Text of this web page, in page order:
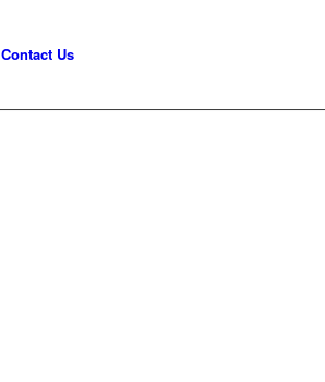
Contact Us